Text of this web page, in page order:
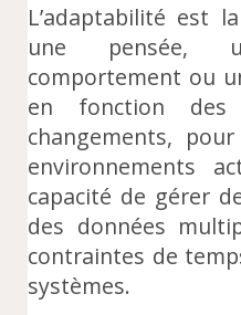
L’adaptabilité est
une pensée,
comportement ou
en fonction des
changements,
environnements
capacité de gérer
des données
contraintes de
systèmes.